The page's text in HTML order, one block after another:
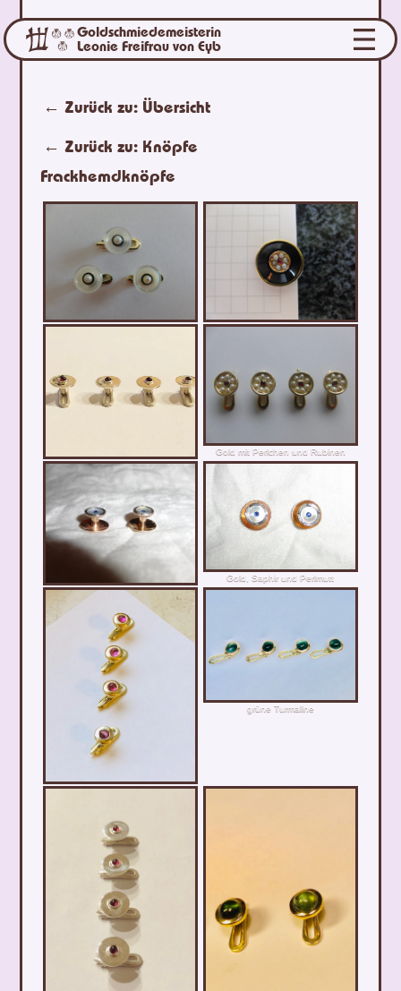
Goldschmiedemeisterin
Leonie Freifrau von Eyb
← Zurück zu: Übersicht
← Zurück zu: Knöpfe
Frackhemdknöpfe
Gold mit Perlchen und Rubinen
Gold, Saphir und Perlmutt
grüne Turmaline